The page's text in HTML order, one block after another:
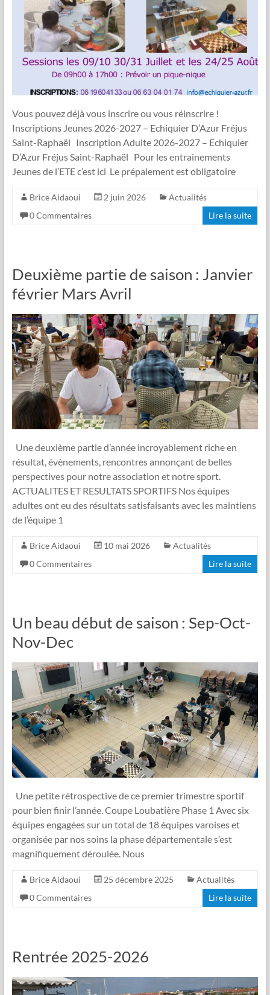
Vous pouvez déjà vous inscrire ou vous réinscrire !
Inscriptions Jeunes 2026-2027 – Echiquier D’Azur Fréjus
Saint-Raphaël Inscription Adulte 2026-2027 – Echiquier
D’Azur Fréjus Saint-Raphaël Pour les entrainements
Jeunes de l’ETE c’est ici Le prépaiement est obligatoire
Brice Aidaoui 2 juin 2026
Actualités
0 Commentaires
Lire la suite
Deuxième partie de saison : Janvier
février Mars Avril
Une deuxième partie d’année incroyablement riche en
résultat, évènements, rencontres annonçant de belles
perspectives pour notre association et notre sport.
ACTUALITES ET RESULTATS SPORTIFS Nos équipes
adultes ont eu des résultats satisfaisants avec les maintiens
de l’équipe 1
Brice Aidaoui 10 mai 2026
Actualités
0 Commentaires
Lire la suite
Un beau début de saison : Sep-Oct-
Nov-Dec
Une petite rétrospective de ce premier trimestre sportif
pour bien finir l’année. Coupe Loubatière Phase 1 Avec six
équipes engagées sur un total de 18 équipes varoises et
organisée par nos soins la phase départementale s’est
magnifiquement déroulée. Nous
Brice Aidaoui 25 décembre 2025
Actualités
0 Commentaires
Lire la suite
Rentrée 2025-2026